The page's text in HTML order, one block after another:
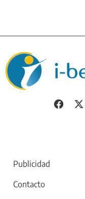
Publicidad
Contacto